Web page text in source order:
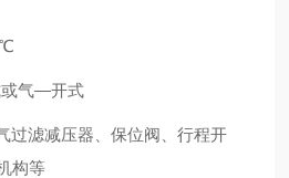
气—开式
减压器、保位阀、行程开
构等